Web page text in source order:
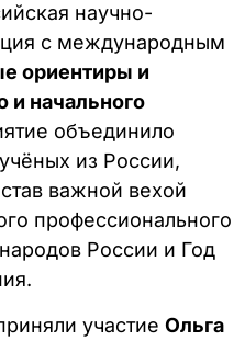
научно-
с международным
ориентиры и
начального
объединило
из России,
важной вехой
профессионального
России и Год
участие Ольга